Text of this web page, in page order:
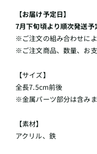
【お届け予定日】
7月下旬頃より順次発送予
※ご注文の組み合わせに
※ご注文商品、数量、お
【サイズ】
全長7.5cm前後
※金属パーツ部分は含み
【素材】
アクリル、鉄